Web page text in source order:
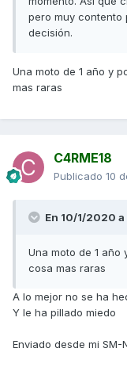
pero muy contento
decisión.
Una moto de 1 año y
mas raras
C4RME18
Publicado 10
En 10/1/2020 a
Una moto de 1 año
cosa mas raras
A lo mejor no se ha
Y le ha pillado miedo
Enviado desde mi